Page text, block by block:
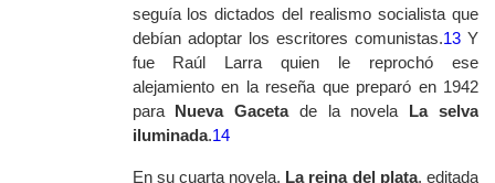
seguía los dictados del realismo socialista que
debían adoptar los escritores comunistas.13Y
fue Raúl Larra quien le reprochó ese
alejamiento en la reseña que preparó en 1942
para Nueva Gaceta de la novela La selva
iluminada.14
En su cuarta novela, La reina del plata, editada